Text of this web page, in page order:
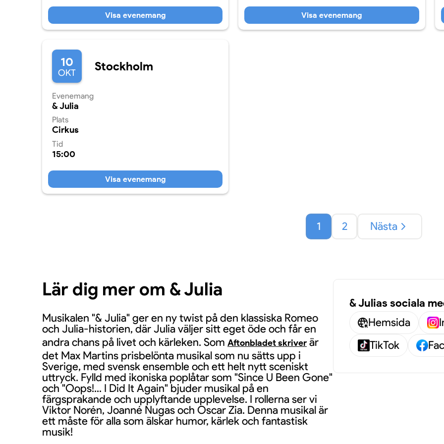
Visa evenemang Visa evenemang
10
OKT Stockholm
Plats
Cirkus
Evenemang
& Julia
Tid
15:00
Visa evenemang
1 2 Nästa
Lär dig mer om & Julia
Musikalen "& Julia" ger en ny twist på den klassiska Romeo
och Julia-historien, där Julia väljer sitt eget öde och får en
andra chans på livet och kärleken. Som Aftonbladet skriverär
det Max Martins prisbelönta musikal som nu sätts upp i
Sverige, med svensk ensemble och ett helt nytt sceniskt
uttryck. Fylld med ikoniska poplåtar som "Since U Been Gone"
och "Oops!... I Did It Again" bjuder musikal på en
färgsprakande och upplyftande upplevelse. I rollerna ser vi
Viktor Norén, Joanné Nugas och Oscar Zia. Denna musikal är
ett måste för alla som älskar humor, kärlek och fantastisk
musik!
& Julias sociala
Hemsida
TikTok